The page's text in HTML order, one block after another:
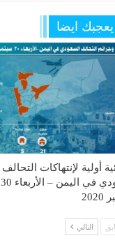
ايضا
أولية لإنتهاكات التحالف
السعودي في اليمن – الأربعاء 30
التالي